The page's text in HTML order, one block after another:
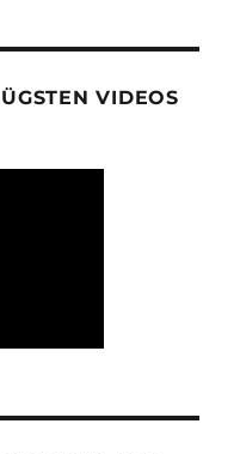
VIDEOS